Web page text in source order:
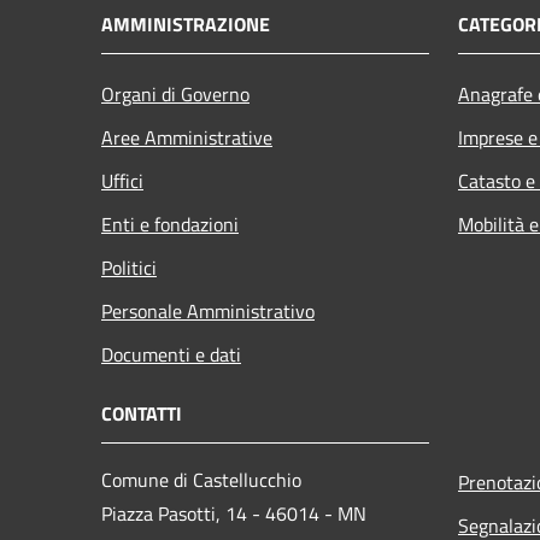
AMMINISTRAZIONE
Organi di Governo
Aree Amministrative
Uffici
Enti e fondazioni
Politici
Personale Amministrativo
Documenti e dati
Imprese
Catasto
Mobilità
CONTATTI
Comune di Castellucchio
Piazza Pasotti, 14 - 46014 - MN